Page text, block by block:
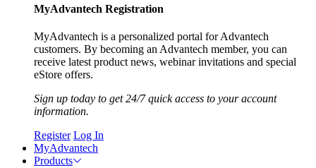
MyAdvantech Registration
MyAdvantech is a personalized portal for Advantech
customers. By becoming an Advantech member, you can
receive latest product news, webinar invitations and special
eStore offers.
Sign up today to get 24/7 quick access to your account
information.
Register Log In
MyAdvantech
Products